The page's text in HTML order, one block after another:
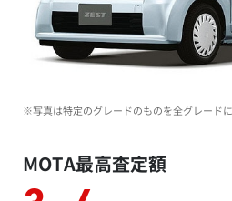
※写真は特定のグレードのものを全グレード
MOTA最高査定額